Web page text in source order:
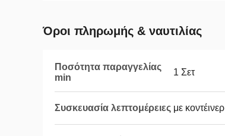
Όροι πληρωμής & ναυτιλίας
Ποσότητα παραγγελίας
min
1 Σετ
Συσκευασία λεπτομέρειες με κοντέινερ